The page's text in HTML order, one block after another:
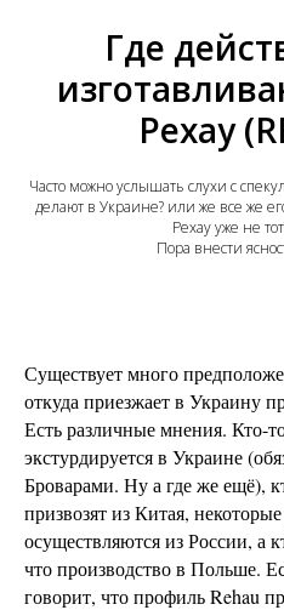
Где
Рехау
Часто можно услышать слухи с
делают в Украине? или же все же
Рехау уже не
Пора внести
Существует много
откуда приезжает в Украину
Есть различные мнения. Кто-
экстурдируется в Украине
Броварами. Ну а где же ещё),
призвозят из Китая,
осуществляются из России, а
что производство в Польше.
говорит, что профиль Rehau